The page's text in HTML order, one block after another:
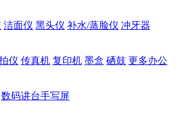
洁面仪 黑头仪 补水/蒸脸仪 冲牙器
仪 传真机 复印机 墨盒 硒鼓 更多办公
数码讲台手写屏